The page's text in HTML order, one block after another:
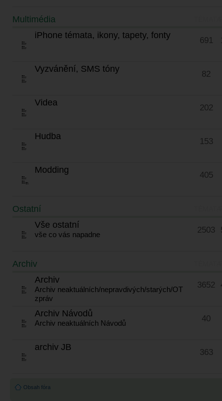
Multimédia
iPhone témata, ikony, tapety, fonty
691
Vyzvánění, SMS tóny
82
Videa
202
Hudba
153
Modding
405
Ostatní
Vše ostatní
vše co vás napadne 2503
Archiv
Archiv
Archiv neaktuálních/nepravdivých/starých/OT
zpráv
3652
Archiv Návodů
Archiv neaktuálních Návodů 40
archiv JB
363
Obsah fóra